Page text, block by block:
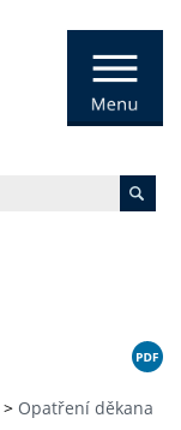
> Opatření děkana